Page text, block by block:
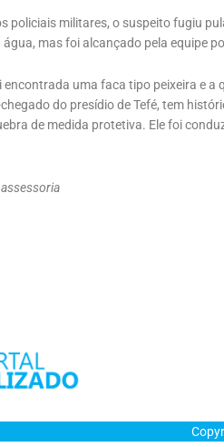
policiais militares, o suspeito fugiu
água, mas foi alcançado pela equipe
uma faca tipo peixeira e a
do presídio de Tefé, tem
de medida protetiva. Ele foi